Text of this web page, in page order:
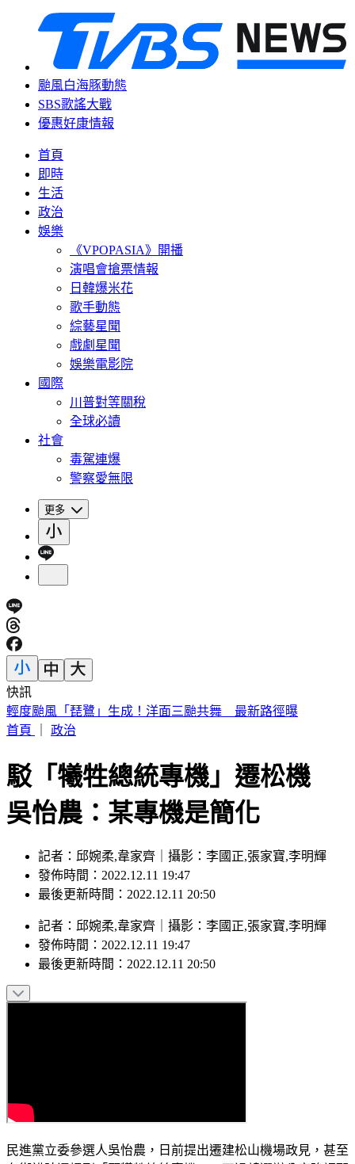
颱風白海豚動態
SBS歌謠大戰
優惠好康情報
首頁
即時
生活
政治
娛樂
《VPOPASIA》開播
演唱會搶票情報
日韓爆米花
歌手動態
綜藝星聞
戲劇星聞
娛樂電影院
國際
川普對等關稅
全球必讀
社會
毒駕連爆
警察愛無限
更多
快訊
6點到了！打開電視TVBS42台，跟韓國同步LIVE看愛豆夏日
歌謠大戰
駁「犧牲總統專機」遷松機
吳怡農：某專機是簡化
記者：邱婉柔,韋家齊｜攝影：李國正,張家寶,李明輝
發佈時間：2022.12.11 19:47
記者：邱婉柔,韋家齊｜攝影
發佈時間：2022.12.11 19:47